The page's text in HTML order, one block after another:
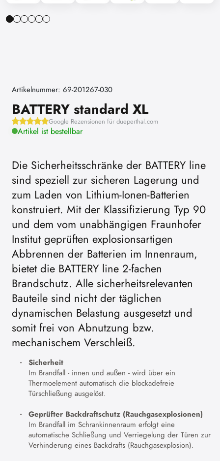
Artikelnummer: 69-201267-030
BATTERY standard XL
Google Rezensionen für dueperthal.com
Artikel ist bestellbar
Die Sicherheitsschränke der BATTERY line
sind speziell zur sicheren Lagerung und
zum Laden von Lithium-Ionen-Batterien
konstruiert. Mit der Klassifizierung Typ 90
und dem vom unabhängigen Fraunhofer
Institut geprüften explosionsartigen
Abbrennen der Batterien im Innenraum,
bietet die BATTERY line 2-fachen
Brandschutz. Alle sicherheitsrelevanten
Bauteile sind nicht der täglichen
dynamischen Belastung ausgesetzt und
somit frei von Abnutzung bzw.
mechanischem Verschleiß.
Sicherheit
Im Brandfall - innen und außen - wird über ein
Thermoelement automatisch die blockadefreie
Türschließung ausgelöst.
Geprüfter Backdraftschutz (Rauchgasexplosionen)
Im Brandfall im Schrankinnenraum erfolgt eine
automatische Schließung und Verriegelung der Türen zur
Verhinderung eines Backdrafts (Rauchgasexplosion).